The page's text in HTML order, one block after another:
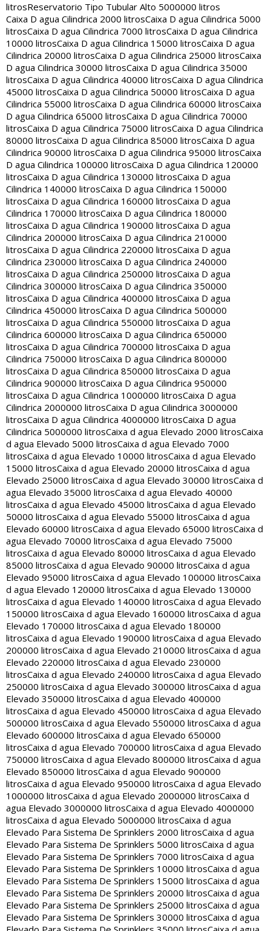
litrosReservatorio Tipo Tubular Alto 5000000 litros
Caixa D agua Cilindrica 2000 litrosCaixa D agua Cilindrica 5000
litrosCaixa D agua Cilindrica 7000 litrosCaixa D agua Cilindrica
10000 litrosCaixa D agua Cilindrica 15000 litrosCaixa D agua
Cilindrica 20000 litrosCaixa D agua Cilindrica 25000 litrosCaixa
D agua Cilindrica 30000 litrosCaixa D agua Cilindrica 35000
litrosCaixa D agua Cilindrica 40000 litrosCaixa D agua Cilindrica
45000 litrosCaixa D agua Cilindrica 50000 litrosCaixa D agua
Cilindrica 55000 litrosCaixa D agua Cilindrica 60000 litrosCaixa
D agua Cilindrica 65000 litrosCaixa D agua Cilindrica 70000
litrosCaixa D agua Cilindrica 75000 litrosCaixa D agua Cilindrica
80000 litrosCaixa D agua Cilindrica 85000 litrosCaixa D agua
Cilindrica 90000 litrosCaixa D agua Cilindrica 95000 litrosCaixa
D agua Cilindrica 100000 litrosCaixa D agua Cilindrica 120000
litrosCaixa D agua Cilindrica 130000 litrosCaixa D agua
Cilindrica 140000 litrosCaixa D agua Cilindrica 150000
litrosCaixa D agua Cilindrica 160000 litrosCaixa D agua
Cilindrica 170000 litrosCaixa D agua Cilindrica 180000
litrosCaixa D agua Cilindrica 190000 litrosCaixa D agua
Cilindrica 200000 litrosCaixa D agua Cilindrica 210000
litrosCaixa D agua Cilindrica 220000 litrosCaixa D agua
Cilindrica 230000 litrosCaixa D agua Cilindrica 240000
litrosCaixa D agua Cilindrica 250000 litrosCaixa D agua
Cilindrica 300000 litrosCaixa D agua Cilindrica 350000
litrosCaixa D agua Cilindrica 400000 litrosCaixa D agua
Cilindrica 450000 litrosCaixa D agua Cilindrica 500000
litrosCaixa D agua Cilindrica 550000 litrosCaixa D agua
Cilindrica 600000 litrosCaixa D agua Cilindrica 650000
litrosCaixa D agua Cilindrica 700000 litrosCaixa D agua
Cilindrica 750000 litrosCaixa D agua Cilindrica 800000
litrosCaixa D agua Cilindrica 850000 litrosCaixa D agua
Cilindrica 900000 litrosCaixa D agua Cilindrica 950000
litrosCaixa D agua Cilindrica 1000000 litrosCaixa D agua
Cilindrica 2000000 litrosCaixa D agua Cilindrica 3000000
litrosCaixa D agua Cilindrica 4000000 litrosCaixa D agua
Cilindrica 5000000 litrosCaixa d agua Elevado 2000 litrosCaixa
d agua Elevado 5000 litrosCaixa d agua Elevado 7000
litrosCaixa d agua Elevado 10000 litrosCaixa d agua Elevado
15000 litrosCaixa d agua Elevado 20000 litrosCaixa d agua
Elevado 25000 litrosCaixa d agua Elevado 30000 litrosCaixa d
agua Elevado 35000 litrosCaixa d agua Elevado 40000
litrosCaixa d agua Elevado 45000 litrosCaixa d agua Elevado
50000 litrosCaixa d agua Elevado 55000 litrosCaixa d agua
Elevado 60000 litrosCaixa d agua Elevado 65000 litrosCaixa d
agua Elevado 70000 litrosCaixa d agua Elevado 75000
litrosCaixa d agua Elevado 80000 litrosCaixa d agua Elevado
85000 litrosCaixa d agua Elevado 90000 litrosCaixa d agua
Elevado 95000 litrosCaixa d agua Elevado 100000 litrosCaixa
d agua Elevado 120000 litrosCaixa d agua Elevado 130000
litrosCaixa d agua Elevado 140000 litrosCaixa d agua Elevado
150000 litrosCaixa d agua Elevado 160000 litrosCaixa d agua
Elevado 170000 litrosCaixa d agua Elevado 180000
litrosCaixa d agua Elevado 190000 litrosCaixa d agua Elevado
200000 litrosCaixa d agua Elevado 210000 litrosCaixa d agua
Elevado 220000 litrosCaixa d agua Elevado 230000
litrosCaixa d agua Elevado 240000 litrosCaixa d agua Elevado
250000 litrosCaixa d agua Elevado 300000 litrosCaixa d agua
Elevado 350000 litrosCaixa d agua Elevado 400000
litrosCaixa d agua Elevado 450000 litrosCaixa d agua Elevado
500000 litrosCaixa d agua Elevado 550000 litrosCaixa d agua
Elevado 600000 litrosCaixa d agua Elevado 650000
litrosCaixa d agua Elevado 700000 litrosCaixa d agua Elevado
750000 litrosCaixa d agua Elevado 800000 litrosCaixa d agua
Elevado 850000 litrosCaixa d agua Elevado 900000
litrosCaixa d agua Elevado 950000 litrosCaixa d agua Elevado
1000000 litrosCaixa d agua Elevado 2000000 litrosCaixa d
agua Elevado 3000000 litrosCaixa d agua Elevado 4000000
litrosCaixa d agua Elevado 5000000 litrosCaixa d agua
Elevado Para Sistema De Sprinklers 2000 litrosCaixa d agua
Elevado Para Sistema De Sprinklers 5000 litrosCaixa d agua
Elevado Para Sistema De Sprinklers 7000 litrosCaixa d agua
Elevado Para Sistema De Sprinklers 10000 litrosCaixa d agua
Elevado Para Sistema De Sprinklers 15000 litrosCaixa d agua
Elevado Para Sistema De Sprinklers 20000 litrosCaixa d agua
Elevado Para Sistema De Sprinklers 25000 litrosCaixa d agua
Elevado Para Sistema De Sprinklers 30000 litrosCaixa d agua